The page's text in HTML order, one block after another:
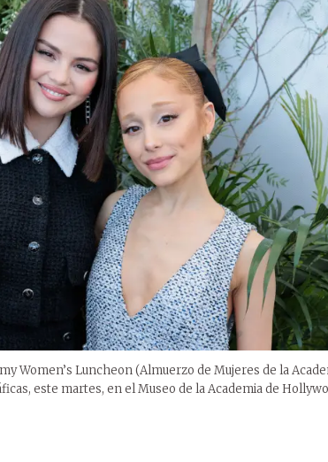
Women’s Luncheon (Almuerzo de Mujeres de la
este martes, en el Museo de la Academia de